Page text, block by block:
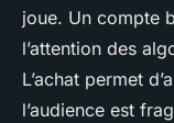
joue. Un compte
l’attention des
L’achat permet
l’audience est